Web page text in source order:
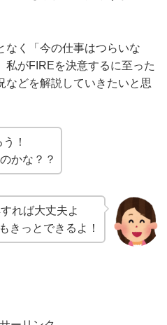
なく「今の仕事はつらいな
私がFIREを決意するに至った
などを解説していきたいと思
！
かな？？
れば大丈夫よ
きっとできるよ！